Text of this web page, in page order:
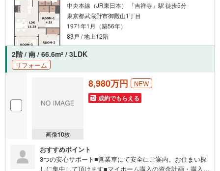
中央本線（JR東日本） 「吉祥寺」駅 徒歩5分
東京都武蔵野市御殿山1丁目
1971年1月（築56年）
83戸 / 地上12階
2階 / 南 / 66.6m2 / 3LDK
リフォーム
画像10枚
8,980万円 NEW
成約でもらえる
おすすめポイント
3つの安心サポート■営業車にて安全にご案内。お住まい探
しに集中して頂けます■マイホーム購入の資金計画・購入か